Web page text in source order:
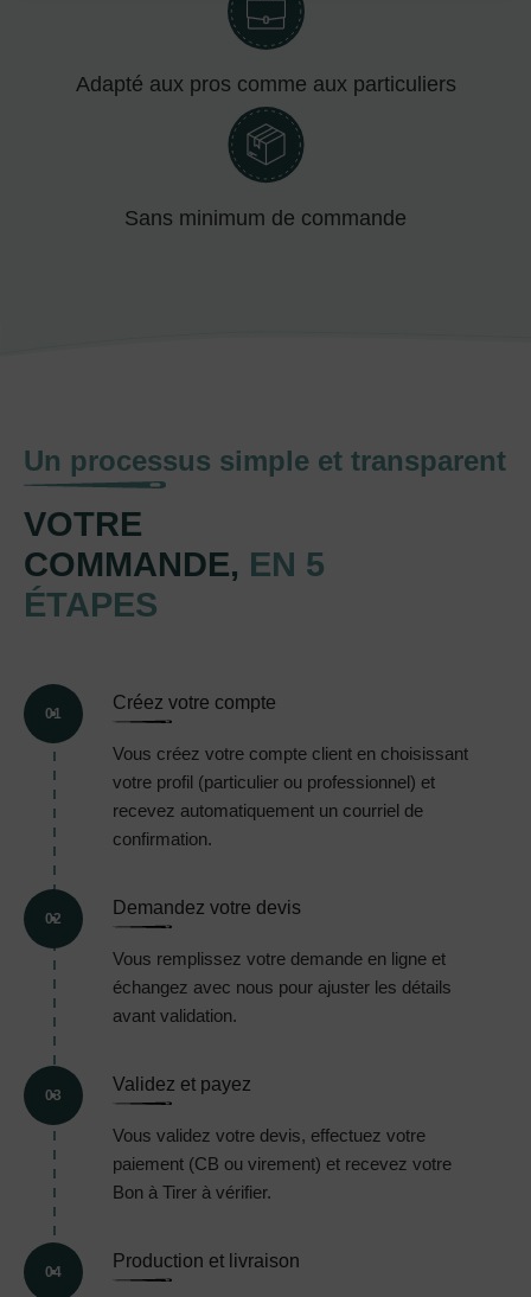
Adapté aux pros comme aux particuliers
Sans minimum de commande
Un processus simple et transparent
VOTRE
COMMANDE, EN 5
ÉTAPES
01
Créez votre compte
Vous créez votre compte client en choisissant
votre profil (particulier ou professionnel) et
recevez automatiquement un courriel de
confirmation.
02
Demandez votre devis
Vous remplissez votre demande en ligne et
échangez avec nous pour ajuster les détails
avant validation.
03
Validez et payez
Vous validez votre devis, effectuez votre
paiement (CB ou virement) et recevez votre
Bon à Tirer à vérifier.
04
Production et livraison